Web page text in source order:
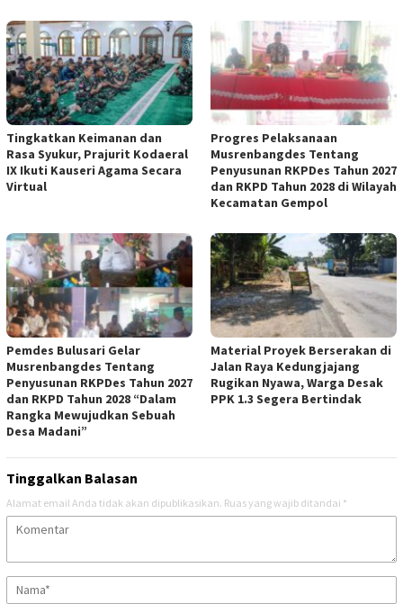
Tingkatkan Keimanan dan
Rasa Syukur, Prajurit Kodaeral
IX Ikuti Kauseri Agama Secara
Virtual
Progres Pelaksanaan
Musrenbangdes Tentang
Penyusunan RKPDes Tahun 2027
dan RKPD Tahun 2028 di Wilayah
Kecamatan Gempol
Pemdes Bulusari Gelar
Musrenbangdes Tentang
Penyusunan RKPDes Tahun 2027
dan RKPD Tahun 2028 “Dalam
Rangka Mewujudkan Sebuah
Desa Madani”
Material Proyek Berserakan di
Jalan Raya Kedungjajang
Rugikan Nyawa, Warga Desak
PPK 1.3 Segera Bertindak
Tinggalkan Balasan
Alamat email Anda tidak akan dipublikasikan. Ruas yang wajib ditandai *